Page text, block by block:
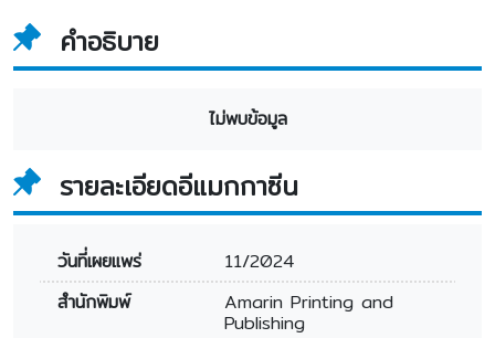
คำอธิบาย
ไม่พบข้อมูล
รายละเอียดอีแมกกาซีน
วันที่เผยแพร่
11/2024
สำนักพิมพ์
Amarin Printing and
Publishing